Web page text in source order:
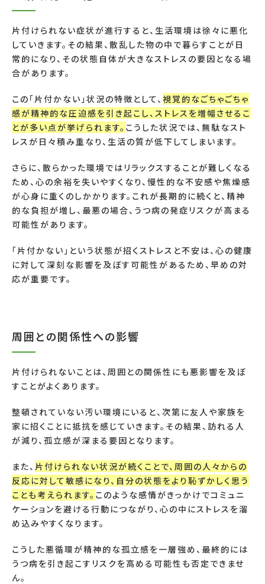
片付けられない症状が進行すると、生活環境は徐々に悪化
していきます。その結果、散乱した物の中で暮らすことが日
常的になり、その状態自体が大きなストレスの要因となる場
合があります。
この「片付かない」状況の特徴として、 視覚的なごちゃごちゃ
感が精神的な圧迫感を引き起こし、ストレスを増幅させるこ
とが多い点が挙げられます。 こうした状況では、無駄なスト
レスが日々積み重なり、生活の質が低下してしまいます。
さらに、散らかった環境ではリラックスすることが難しくなる
ため、心の余裕を失いやすくなり、慢性的な不安感や焦燥感
が心身に重くのしかかります。これが長期的に続くと、精神
的な負担が増し、最悪の場合、うつ病の発症リスクが高まる
可能性があります。
「片付かない」という状態が招くストレスと不安は、心の健康
に対して深刻な影響を及ぼす可能性があるため、早めの対
応が重要です。
周囲との関係性への影響
片付けられないことは、周囲との関係性にも悪影響を及ぼ
すことがよくあります。
整頓されていない汚い環境にいると、次第に友人や家族を
家に招くことに抵抗を感じていきます。その結果、訪れる人
が減り、孤立感が深まる要因となります。
また、 片付けられない状況が続くことで、周囲の人々からの
反応に対して敏感になり、自分の状態をより恥ずかしく思う
ことも考えられます。 このような感情がきっかけでコミュニ
ケーションを避ける行動につながり、心の中にストレスを溜
め込みやすくなります。
こうした悪循環が精神的な孤立感を一層強め、最終的には
うつ病を引き起こすリスクを高める可能性も否定できませ
ん。